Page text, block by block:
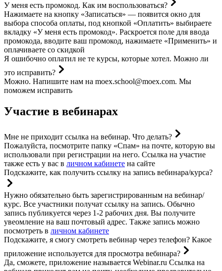
У меня есть промокод. Как им воспользоваться?
Нажимаете на кнопку «Записаться» — появится окно для
выбора способа оплаты, под кнопкой «Оплатить» выбираете
вкладку «У меня есть промокод». Раскроется поле для ввода
промокода, вводите ваш промокод, нажимаете «Применить» и
оплачиваете со скидкой
Я ошибочно оплатил не те курсы, которые хотел. Можно ли
это исправить?
Можно. Напишите нам на moex.school@moex.com. Мы
поможем исправить
Участие в вебинарах
Мне не приходит ссылка на вебинар. Что делать?
Пожалуйста, посмотрите папку «Спам» на почте, которую вы
использовали при регистрации на него. Ссылка на участие
также есть у вас в личном кабинете на сайте
Подскажите, как получить ссылку на запись вебинара/курса?
Нужно обязательно быть зарегистрированным на вебинар/
курс. Все участники получат ссылку на запись. Обычно
запись публикуется через 1-2 рабочих дня. Вы получите
увеомление на ваш почтовый адрес. Также запись можно
посмотреть в личном кабинете
Подскажите, я смогу смотреть вебинар через телефон? Какое
приложение используется для просмотра вебинара?
Да, сможете, приложение называется Webinar.ru Ссылка на